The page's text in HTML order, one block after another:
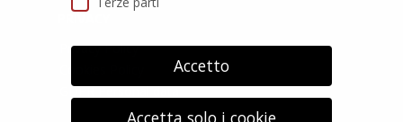
Privacy Policy
GDPR Personal data
Accetto